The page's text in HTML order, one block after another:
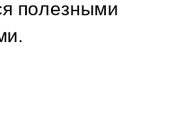
полезными